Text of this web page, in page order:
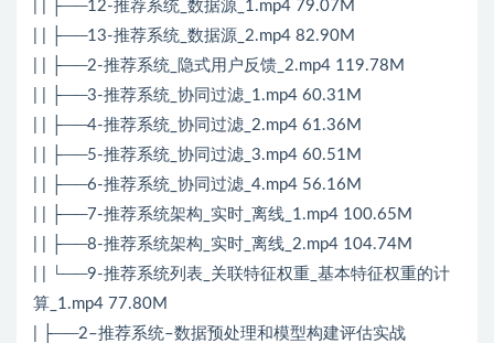
| | ├──12-推荐系统_数据源_1.mp4 79.07M
| | ├──13-推荐系统_数据源_2.mp4 82.90M
| | ├──2-推荐系统_隐式用户反馈_2.mp4 119.78M
| | ├──3-推荐系统_协同过滤_1.mp4 60.31M
| | ├──4-推荐系统_协同过滤_2.mp4 61.36M
| | ├──5-推荐系统_协同过滤_3.mp4 60.51M
| | ├──6-推荐系统_协同过滤_4.mp4 56.16M
| | ├──7-推荐系统架构_实时_离线_1.mp4 100.65M
| | ├──8-推荐系统架构_实时_离线_2.mp4 104.74M
| | └──9-推荐系统列表_关联特征权重_基本特征权重的计
算_1.mp4 77.80M
| ├──2–推荐系统–数据预处理和模型构建评估实战